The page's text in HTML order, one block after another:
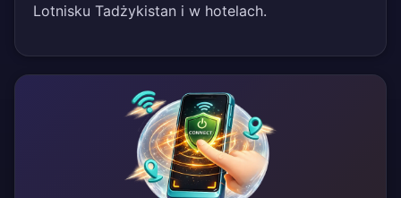
Lotnisku Tadżykistan i w hotelach.